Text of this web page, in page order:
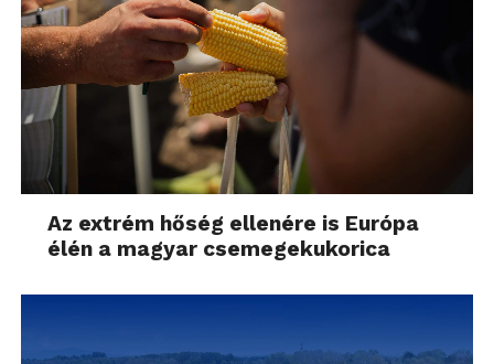
Az extrém hőség ellenére is Európa
élén a magyar csemegekukorica